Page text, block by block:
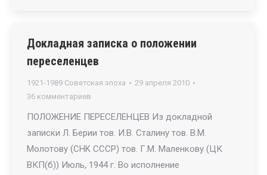
Докладная записка о положении
переселенцев
1921-1989 Советская эпоха
29 апреля 2010
36 комментариев
ПОЛОЖЕНИЕ ПЕРЕСЕЛЕНЦЕВ Из докладной
записки Л. Берии тов. И.В. Сталину тов. B.M.
Молотову (CHK СССР) тов. Г.М. Маленкову (ЦК
ВКП(б)) Июль, 1944 г. Во исполнение